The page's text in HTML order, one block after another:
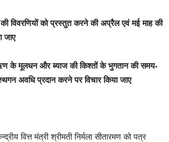
की विवरणियों को प्रस्तुत करने की अप्रैल एवं मई माह की
जाए
के मूलधन और ब्याज की किश्तों के भुगतान की समय-
अवधि प्रदान करने पर विचार किया जाए
वित्त मंत्री श्रीमती निर्मला सीतारमण को पत्र